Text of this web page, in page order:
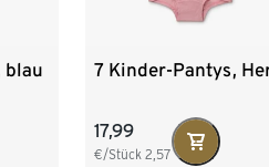
blau 7 Kinder-Pantys,
17,99
€/Stück 2,57